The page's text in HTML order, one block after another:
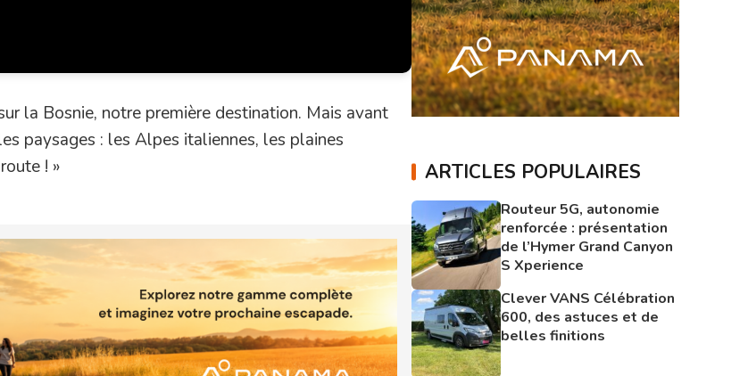
la Bosnie, notre première destination. Mais avant
paysages : les Alpes italiennes, les plaines
! »
ARTICLES POPULAIRES
Routeur 5G, autonomie
renforcée : présentation
de l’Hymer Grand Canyon
S Xperience
Clever VANS Célébration
600, des astuces et de
belles finitions